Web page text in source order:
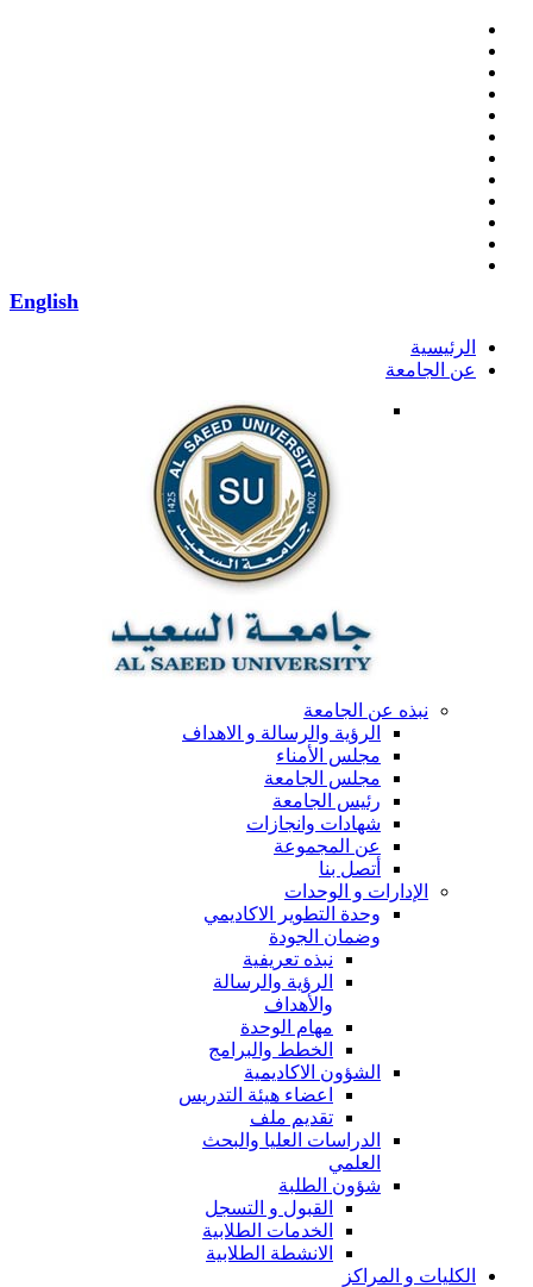
English
الرئيسية
عن الجامعة
نبذه عن الجامعة
الرؤية والرسالة و الاهداف
مجلس الأمناء
مجلس الجامعة
رئيس الجامعة
شهادات وانجازات
عن المجموعة
أتصل بنا
الإدارات و الوحدات
وحدة التطوير الاكاديمي
وضمان الجودة
نبذه تعريفية
الرؤية والرسالة
والأهداف
مهام الوحدة
الخطط والبرامج
الشؤون الاكاديمية
اعضاء هيئة التدريس
تقديم ملف
الدراسات العليا والبحث
العلمي
شؤون الطلبة
القبول و التسجل
الخدمات الطلابية
الانشطة الطلابية
الكليات و المراكز